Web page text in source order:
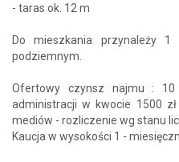
- taras ok. 12 m
Do mieszkania przynależy
podziemnym.
Ofertowy czynsz najmu :
administracji w kwocie 1500
mediów - rozliczenie wg stanu
Kaucja w wysokości 1 -